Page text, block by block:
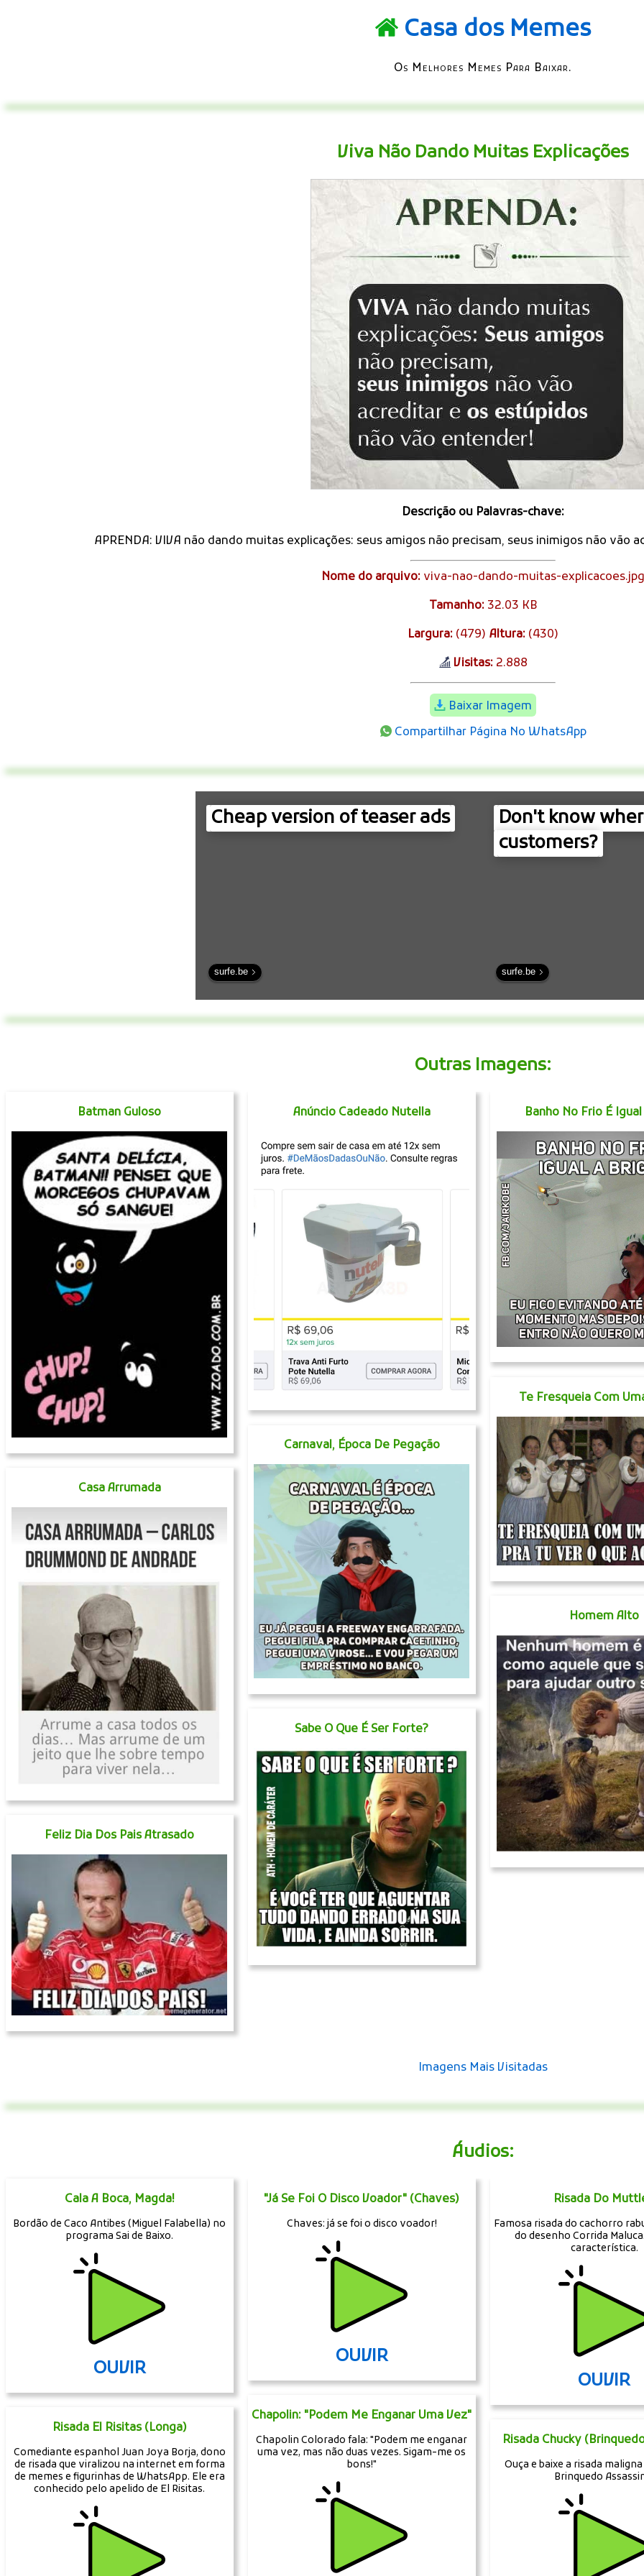
Casa dos Memes
Os Melhores Memes Para Baixar.
Viva Não Dando Muitas Explicações
Descrição ou Palavras-chave:
APRENDA: VIVA não dando muitas explicações: seus amigos não precisam, seus inimigos não
Nome do arquivo: viva-nao-dando-muitas-explicacoes.jpg
Tamanho:32.03 KB
Largura: (479) Altura: (430)
Visitas:2.888
Baixar Imagem
Compartilhar Página No WhatsApp
Cheap version of teaser ads
surfe.be
Don't know
customers?
surfe.be
Outras Imagens:
Batman Guloso
Casa Arrumada
Feliz Dia Dos Pais Atrasado
Anúncio Cadeado Nutella
Carnaval, Época De Pegação
Sabe O Que É Ser Forte?
Banho No Frio É
Te Fresqueia Com
Homem Alto
Imagens Mais Visitadas
Áudios:
Cala A Boca, Magda!
Bordão de Caco Antibes (Miguel Falabella) no
programa Sai de Baixo.
OUVIR
Risada El Risitas (Longa)
Comediante espanhol Juan Joya Borja, dono
de risada que viralizou na internet em forma
de memes e figurinhas de WhatsApp. Ele era
conhecido pelo apelido de El Risitas.
"Já Se Foi O Disco Voador" (Chaves)
Chaves: já se foi o disco voador!
OUVIR
Chapolin: "Podem Me Enganar Uma Vez"
Chapolin Colorado fala: "Podem me enganar
uma vez, mas não duas vezes. Sigam-me os
bons!"
Risada Do
Famosa risada do cachorro
do desenho Corrida
característica.
OUVIR
Risada Chucky
Ouça e baixe a risada
Brinquedo